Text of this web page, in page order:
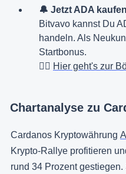
🔔 Jetzt ADA
Bitvavo kannst Du
handeln. Als
Startbonus.
👉🏻 Hier geht's zur
Chartanalyse zu
Cardanos Kryptowährung
Krypto-Rallye profitieren
rund 34 Prozent